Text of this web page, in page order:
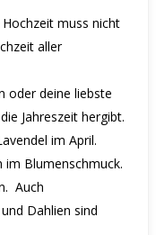
muss nicht
aller
oder deine liebste
Jahreszeit hergibt.
im April.
im Blumenschmuck.
Auch
Dahlien sind